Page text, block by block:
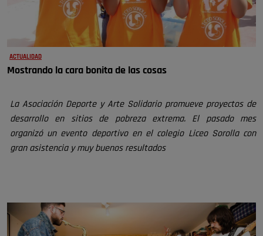
ACTUALIDAD
Mostrando la cara bonita de las cosas
La Asociación Deporte y Arte Solidario promueve proyectos de
desarrollo en sitios de pobreza extrema. El pasado mes
organizó un evento deportivo en el colegio Liceo Sorolla con
gran asistencia y muy buenos resultados